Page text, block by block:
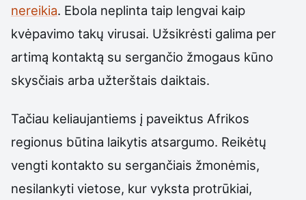
nereikia. Ebola neplinta taip lengvai kaip
kvėpavimo takų virusai. Užsikrėsti galima per
artimą kontaktą su sergančio žmogaus kūno
skysčiais arba užterštais daiktais.
Tačiau keliaujantiems į paveiktus Afrikos
regionus būtina laikytis atsargumo. Reikėtų
vengti kontakto su sergančiais žmonėmis,
nesilankyti vietose, kur vyksta protrūkiai,